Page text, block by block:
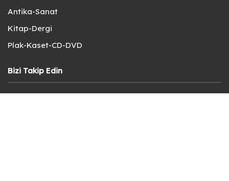
Antika-Sanat
Kitap-Dergi
Plak-Kaset-CD-DVD
Bizi Takip Edin